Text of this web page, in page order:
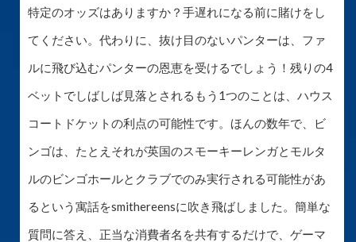
特定のオッズはありますか？手遅れになる前に賭けをし
てください。代わりに、抜け目のないパンターは、ファ
ルに飛び込むパンターの恩恵を受けるでしょう！残りの4
ベットでしばしば見落とされるもう1つのことは、ハウス
コートドケットの利点の可能性です。ほんの数年で、ビ
ンゴは、たとえそれが英国のスモーキーレンガとモルタ
ルのビンゴホールとクラブでのみ実行される可能性があ
るという寓話をsmithereensに吹き飛ばしました。簡単な
質問に答え、正当な消費者名を共有するだけで、ゲーマ